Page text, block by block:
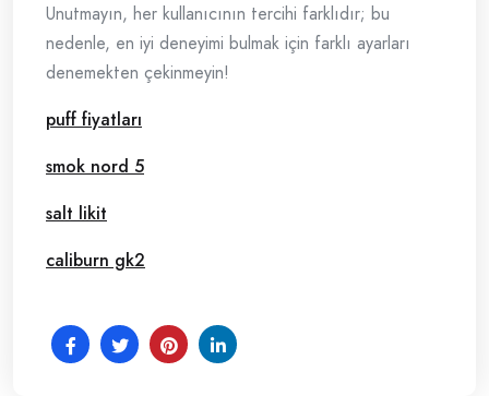
Unutmayın, her kullanıcının tercihi farklıdır; bu
nedenle, en iyi deneyimi bulmak için farklı ayarları
denemekten çekinmeyin!
puff fiyatları
smok nord 5
salt likit
caliburn gk2